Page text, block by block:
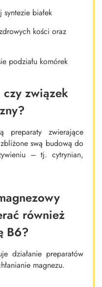
białek
kości oraz
podziału komórek
związek
preparaty zwierające
swą budową do
– tj. cytrynian,
również
B6?
działanie preparatów
magnezu.